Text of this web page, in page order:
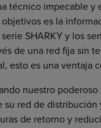
técnico impecable
es la
SHARKY y los
de una red fija sin
esto es una ventaja
nuestro
red de
de retorno y